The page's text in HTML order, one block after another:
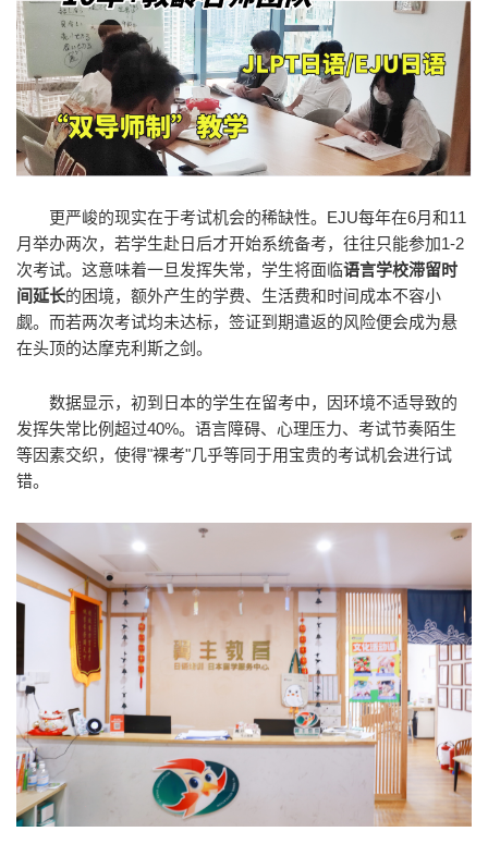
更严峻的现实在于考试机会的稀缺性。EJU每年在6月和11
月举办两次，若学生赴日后才开始系统备考，往往只能参加1-2
次考试。这意味着一旦发挥失常，学生将面临语言学校滞留时
间延长的困境，额外产生的学费、生活费和时间成本不容小
觑。而若两次考试均未达标，签证到期遣返的风险便会成为悬
在头顶的达摩克利斯之剑。
数据显示，初到日本的学生在留考中，因环境不适导致的
发挥失常比例超过40%。语言障碍、心理压力、考试节奏陌生
等因素交织，使得"裸考"几乎等同于用宝贵的考试机会进行试
错。